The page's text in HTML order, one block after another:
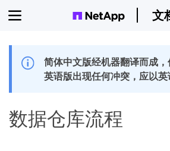
文
简体中文版经机器翻译而成
英语版出现任何冲突，应以英
数据仓库流程